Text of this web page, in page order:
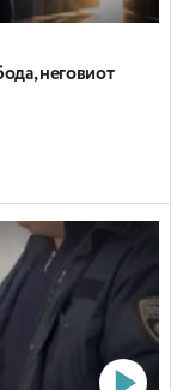
неговиот